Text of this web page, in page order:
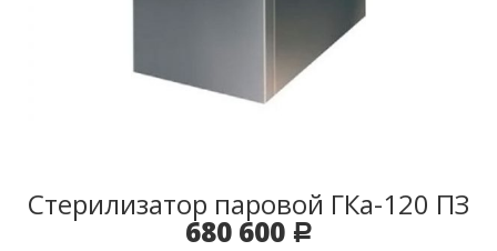
Стерилизатор паровой ГКа-120 ПЗ
680 600 Р